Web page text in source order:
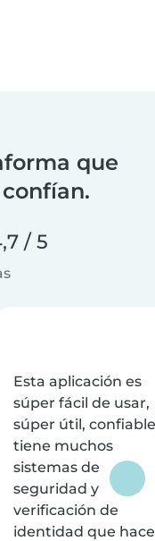
que
/ 5
Esta aplicación es
súper fácil de usar,
súper útil,
tiene muchos
sistemas de
seguridad y
verificación de
identidad que